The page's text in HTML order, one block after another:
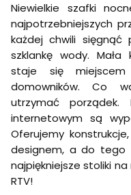
Niewielkie szafki
najpotrzebniejszych
każdej chwili sięgnąć
szklankę wody.
staje się
domowników. Co
utrzymać
internetowym są
Oferujemy
designem, a do tego
najpiękniejsze stoliki
RTV!